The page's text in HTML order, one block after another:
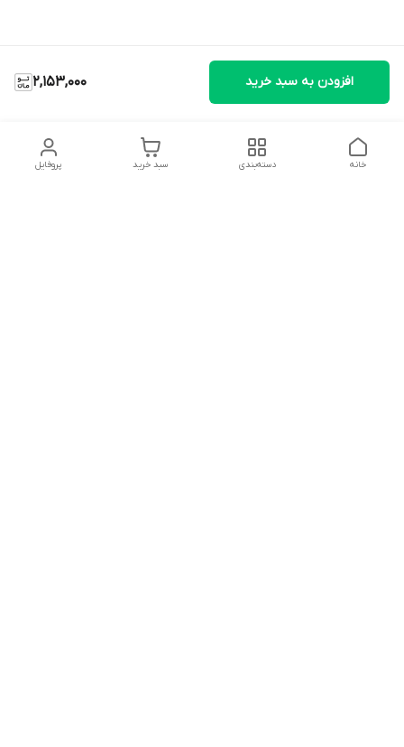
2,153,000 افزودن به سبد خرید
پروفایل سبد خرید دسته‌بندی خانه